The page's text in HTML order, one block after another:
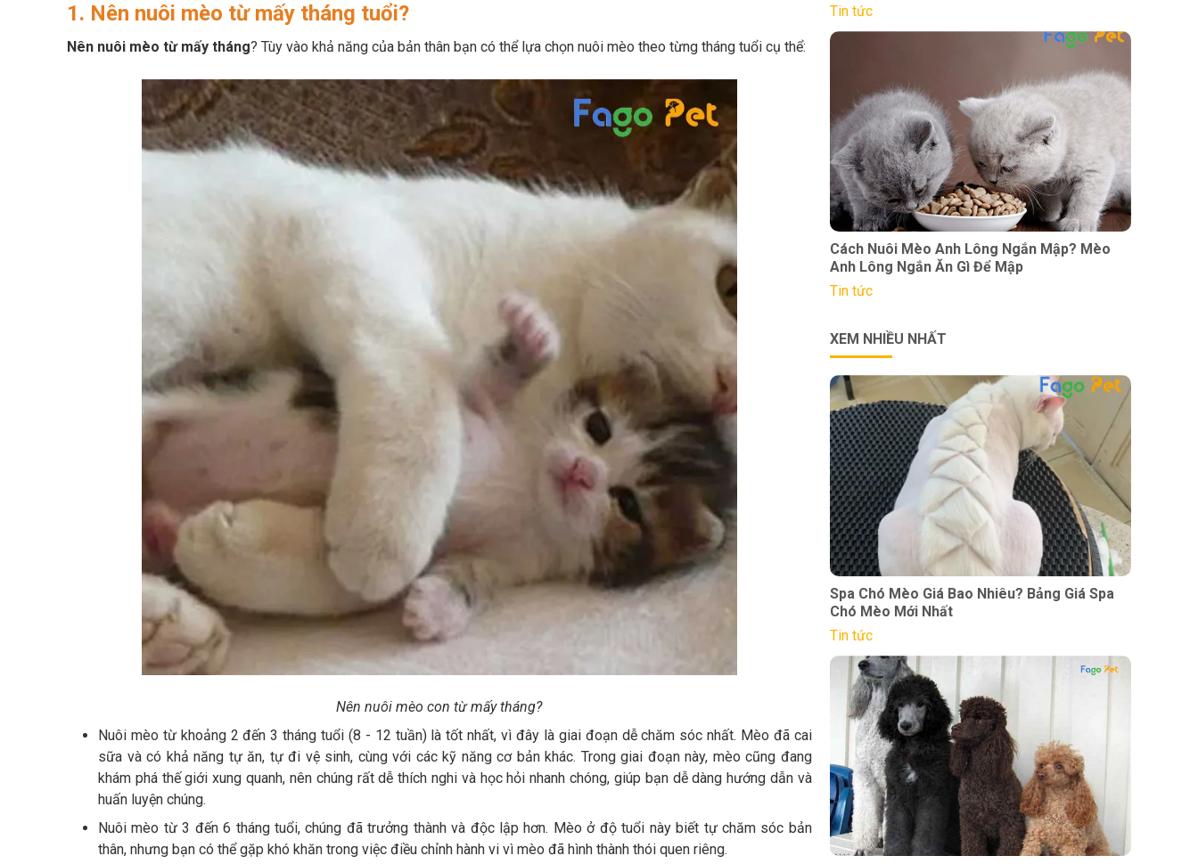
1. Nên nuôi mèo từ mấy tháng tuổi?
Nên nuôi mèo từ mấy tháng? Tùy vào khả năng của bản thân bạn có thể lựa chọn nuôi mèo theo từng tháng tuổi cụ thể:
Nên nuôi mèo con từ mấy tháng?
Nuôi mèo từ khoảng 2 đến 3 tháng tuổi (8 - 12 tuần) là tốt nhất, vì đây là giai đoạn dễ chăm sóc nhất. Mèo đã cai
sữa và có khả năng tự ăn, tự đi vệ sinh, cùng với các kỹ năng cơ bản khác. Trong giai đoạn này, mèo cũng đang
khám phá thế giới xung quanh, nên chúng rất dễ thích nghi và học hỏi nhanh chóng, giúp bạn dễ dàng hướng dẫn và
huấn luyện chúng.
Nuôi mèo từ 3 đến 6 tháng tuổi, chúng đã trưởng thành và độc lập hơn. Mèo ở độ tuổi này biết tự chăm sóc bản
thân, nhưng bạn có thể gặp khó khăn trong việc điều chỉnh hành vi vì mèo đã hình thành thói quen riêng.
Tin tức
Cách Nuôi Mèo Anh Lông Ngắn Mập? Mèo
Anh Lông Ngắn Ăn Gì Để Mập
Tin tức
XEM NHIỀU NHẤT
Spa Chó Mèo Giá Bao Nhiêu? Bảng Giá Spa
Chó Mèo Mới Nhất
Tin tức